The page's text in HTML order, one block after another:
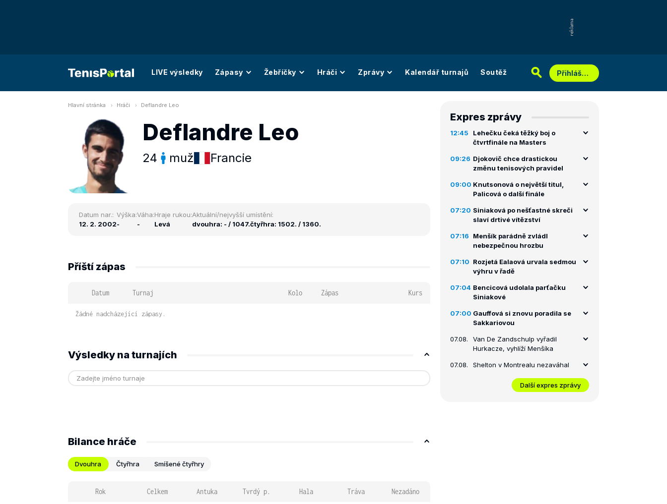
LIVE výsledky Zápasy Žebříčky Hráči Zprávy Kalendář turnajů Soutěž Přihlášení
Hlavní stránka Hráči Deflandre Leo
Deflandre Leo
24 muž Francie
Datum nar.:
12. 2. 2002
Výška:
-
Váha:
-
Hraje rukou:
Levá
Aktuální/nejvyšší umístění:
dvouhra: - / 1047.čtyřhra: 1502. / 1360.
Příští zápas
Datum Turnaj Kolo Zápas Kurs
Žádné nadcházející zápasy.
Výsledky na turnajích
Bilance hráče
Dvouhra Čtyřhra Smíšené čtyřhry
Rok Celkem Antuka Tvrdý p. Hala Tráva Nezadáno
Expres zprávy
12:45
Lehečku čeká těžký boj o
čtvrtfinále na Masters
09:26 Djokovič chce drastickou
změnu tenisových pravidel
09:00 Knutsonová o největší titul,
Palicová o další finále
07:20 Siniaková po nešťastné skreči
slaví drtivé vítězství
07:16
Menšík parádně zvládl
nebezpečnou hrozbu
07:10 Rozjetá Ealaová urvala sedmou
výhru v řadě
07:04 Bencicová udolala parťačku
Siniakové
07:00 Gauffová si znovu poradila se
Sakkariovou
07.08.
Van De Zandschulp vyřadil
Hurkacze, vyhlíží Menšíka
07.08. Shelton v Montrealu nezaváhal
Další expres zprávy